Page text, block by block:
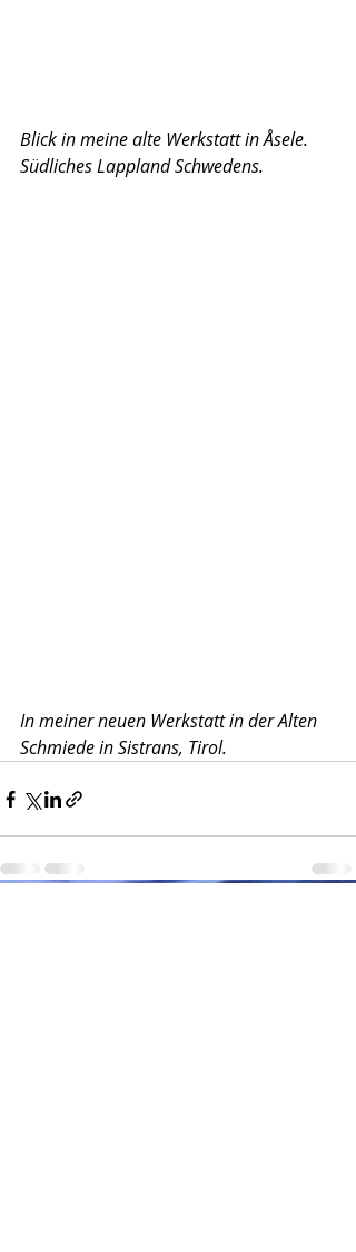
Blick in meine alte Werkstatt in Åsele.
Südliches Lappland Schwedens.
In meiner neuen Werkstatt in der Alten
Schmiede in Sistrans, Tirol.